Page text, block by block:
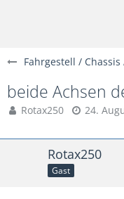
Fahrgestell /
beide Achsen
Rotax250 24.
Rotax250
Gast